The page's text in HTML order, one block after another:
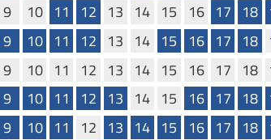
9 10 11 12 13 14 15 16 17 18
9 10 11 12 13 14 15 16 17 18
9 10 11 12 13 14 15 16 17 18
9 10 11 12 13 14 15 16 17 18
9 10 11 12 13 14 15 16 17 18